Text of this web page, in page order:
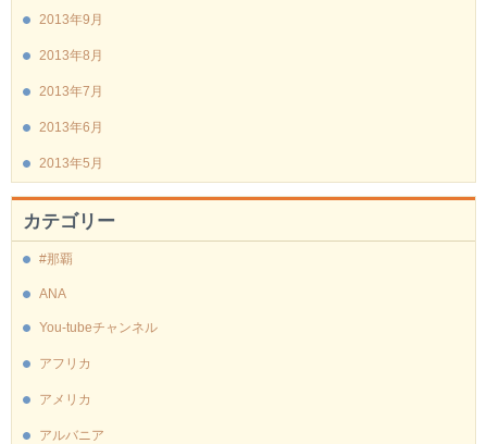
2013年9月
2013年8月
2013年7月
2013年6月
2013年5月
カテゴリー
#那覇
ANA
You-tubeチャンネル
アフリカ
アメリカ
アルバニア